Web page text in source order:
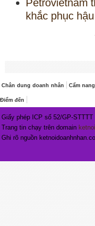
Petrovietnam
khắc phục
Chân dung doanh nhân Cẩm
Điểm đến
Giấy phép ICP số 52/GP-
Trang tin chạy trên domain
Ghi rõ nguồn